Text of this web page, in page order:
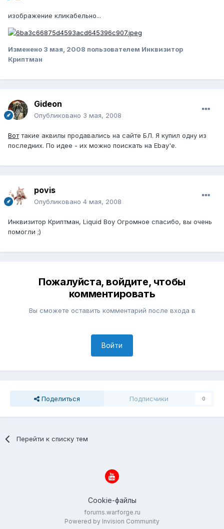
изображение кликабельно...
Изменено 3 мая, 2008 пользователем Инквизитор
Криптман
Gideon
Опубликовано 3 мая, 2008
Воттакие аквилы продавались на сайте БЛ. Я купил одну из
последних. По идее - их можно поискать на Ebay'e.
povis
Опубликовано 4 мая, 2008
Инквизитор Криптман, Liquid Boy Огромное спасибо, вы очень
помогли ;)
Пожалуйста, войдите, чтобы
комментировать
Вы сможете оставить комментарий после входа в
Войти
Поделиться Подписчики 0
Перейти к списку тем
Cookie-файлы
forums.warforge.ru
Powered by Invision Community